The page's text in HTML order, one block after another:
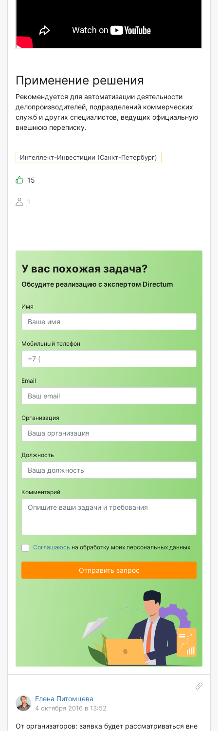
Применение решения
Рекомендуется для автоматизации деятельности
делопроизводителей, подразделений коммерческих
служб и других специалистов, ведущих официальную
внешнюю переписку.
Интеллект-Инвестиции (Санкт-Петербург)
15
1
У вас похожая задача?
Обсудите реализацию с экспертом Directum
Имя
Мобильный телефон
Email
Организация
Должность
Комментарий
Соглашаюсь на обработку моих персональных данных
Отправить запрос
Елена Питомцева
4 октября 2016 в 13:52
От организаторов: заявка будет рассматриваться вне